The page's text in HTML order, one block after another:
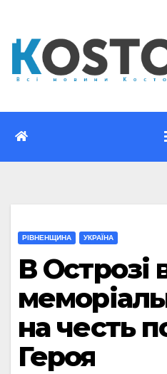
вмісту
РІВНЕНЩИНА УКРАЇНА
В Острозі
на честь
Героя